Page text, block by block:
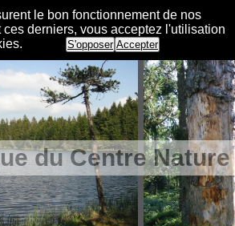
le bon fonctionnement de nos
derniers, vous acceptez l'utilisation
S'opposer Accepter
du Centre